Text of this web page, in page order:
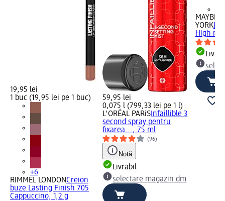
19,95 lei
1 buc (19,95 lei pe 1 buc)
+6
RIMMEL LONDONCreion
buze Lasting Finish 705
Cappuccino, 1,2 g
59,95 lei
0,075 l (799,33 lei pe 1 l)
L'ORÉAL PARiS Infaillible 3
second spray pentru
fixarea..., 75 ml
(96)
Notă
Livrabil
selectare magazin dm
YORK
High